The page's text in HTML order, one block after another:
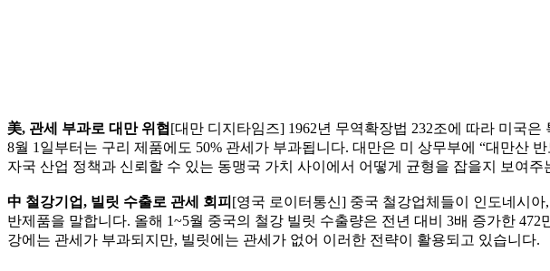
美, 관세 부과로 대만 위협 [대만 디지타임즈] 1962년 무역확장법 232조에 따라 미국
8월 1일부터는 구리 제품에도 50% 관세가 부과됩니다. 대만은 미 상무부에 “대만산
자국 산업 정책과 신뢰할 수 있는 동맹국 가치 사이에서 어떻게 균형을 잡을지 보여주
中 철강기업, 빌릿 수출로 관세 회피 [영국 로이터통신] 중국 철강업체들이 인도네시
반제품을 말합니다. 올해 1~5월 중국의 철강 빌릿 수출량은 전년 대비 3배 증가한
강에는 관세가 부과되지만, 빌릿에는 관세가 없어 이러한 전략이 활용되고 있습니다.